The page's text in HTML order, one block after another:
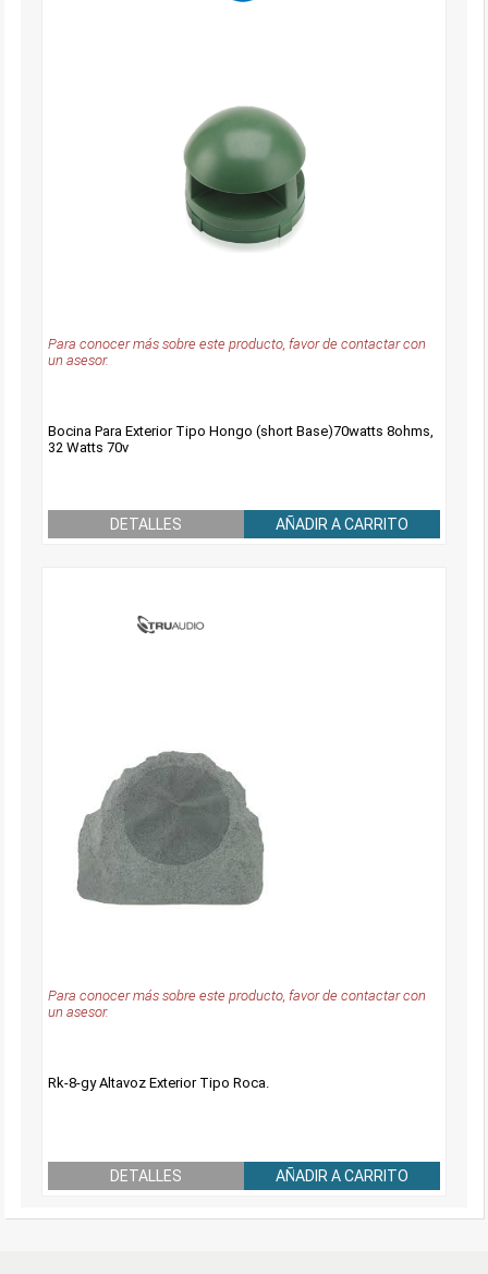
Para conocer más sobre este producto, favor de contactar con
un asesor.
Bocina Para Exterior Tipo Hongo (short Base)70watts 8ohms,
32 Watts 70v
DETALLES AÑADIR A CARRITO
Para conocer más sobre este producto, favor de contactar con
un asesor.
Rk-8-gy Altavoz Exterior Tipo Roca.
DETALLES AÑADIR A CARRITO